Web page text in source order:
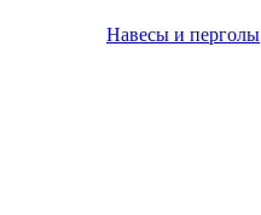
Навесы и перголы